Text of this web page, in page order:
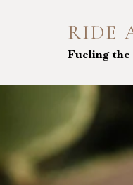
RIDE
Fueling